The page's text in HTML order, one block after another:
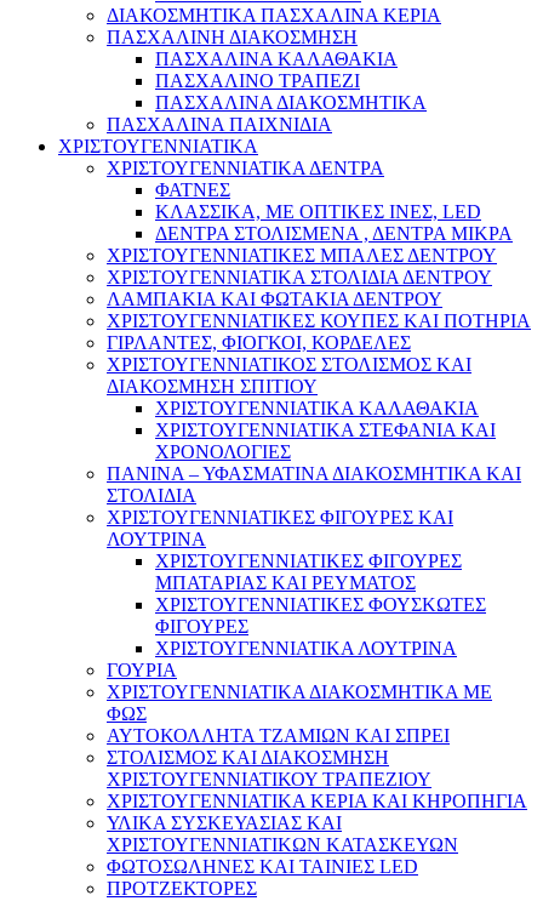
ΔΙΑΚΟΣΜΗΤΙΚΑ ΠΑΣΧΑΛΙΝΑ ΚΕΡΙΑ
ΠΑΣΧΑΛΙΝΗ ΔΙΑΚΟΣΜΗΣΗ
ΠΑΣΧΑΛΙΝΑ ΚΑΛΑΘΑΚΙΑ
ΠΑΣΧΑΛΙΝΟ ΤΡΑΠΕΖΙ
ΠΑΣΧΑΛΙΝΑ ΔΙΑΚΟΣΜΗΤΙΚΑ
ΠΑΣΧΑΛΙΝΑ ΠΑΙΧΝΙΔΙΑ
ΧΡΙΣΤΟΥΓΕΝΝΙΑΤΙΚΑ
ΧΡΙΣΤΟΥΓΕΝΝΙΑΤΙΚΑ ΔΕΝΤΡΑ
ΦΑΤΝΕΣ
ΚΛΑΣΣΙΚΑ, ΜΕ ΟΠΤΙΚΕΣ ΙΝΕΣ, LED
ΔΕΝΤΡΑ ΣΤΟΛΙΣΜΕΝΑ , ΔΕΝΤΡΑ ΜΙΚΡΑ
ΧΡΙΣΤΟΥΓΕΝΝΙΑΤΙΚΕΣ ΜΠΑΛΕΣ ΔΕΝΤΡΟΥ
ΧΡΙΣΤΟΥΓΕΝΝΙΑΤΙΚΑ ΣΤΟΛΙΔΙΑ ΔΕΝΤΡΟΥ
ΛΑΜΠΑΚΙΑ ΚΑΙ ΦΩΤΑΚΙΑ ΔΕΝΤΡΟΥ
ΧΡΙΣΤΟΥΓΕΝΝΙΑΤΙΚΕΣ ΚΟΥΠΕΣ ΚΑΙ ΠΟΤΗΡΙΑ
ΓΙΡΛΑΝΤΕΣ, ΦΙΟΓΚΟΙ, ΚΟΡΔΕΛΕΣ
ΧΡΙΣΤΟΥΓΕΝΝΙΑΤΙΚΟΣ ΣΤΟΛΙΣΜΟΣ ΚΑΙ
ΔΙΑΚΟΣΜΗΣΗ ΣΠΙΤΙΟΥ
ΧΡΙΣΤΟΥΓΕΝΝΙΑΤΙΚΑ ΚΑΛΑΘΑΚΙΑ
ΧΡΙΣΤΟΥΓΕΝΝΙΑΤΙΚΑ ΣΤΕΦΑΝΙΑ ΚΑΙ
ΧΡΟΝΟΛΟΓΙΕΣ
ΠΑΝΙΝΑ – ΥΦΑΣΜΑΤΙΝΑ ΔΙΑΚΟΣΜΗΤΙΚΑ ΚΑΙ
ΣΤΟΛΙΔΙΑ
ΧΡΙΣΤΟΥΓΕΝΝΙΑΤΙΚΕΣ ΦΙΓΟΥΡΕΣ ΚΑΙ
ΛΟΥΤΡΙΝΑ
ΧΡΙΣΤΟΥΓΕΝΝΙΑΤΙΚΕΣ ΦΙΓΟΥΡΕΣ
ΜΠΑΤΑΡΙΑΣ ΚΑΙ ΡΕΥΜΑΤΟΣ
ΧΡΙΣΤΟΥΓΕΝΝΙΑΤΙΚΕΣ ΦΟΥΣΚΩΤΕΣ
ΦΙΓΟΥΡΕΣ
ΧΡΙΣΤΟΥΓΕΝΝΙΑΤΙΚΑ ΛΟΥΤΡΙΝΑ
ΓΟΥΡΙΑ
ΧΡΙΣΤΟΥΓΕΝΝΙΑΤΙΚΑ ΔΙΑΚΟΣΜΗΤΙΚΑ ΜΕ
ΦΩΣ
ΑΥΤΟΚΟΛΛΗΤΑ ΤΖΑΜΙΩΝ ΚΑΙ ΣΠΡΕΙ
ΣΤΟΛΙΣΜΟΣ ΚΑΙ ΔΙΑΚΟΣΜΗΣΗ
ΧΡΙΣΤΟΥΓΕΝΝΙΑΤΙΚΟΥ ΤΡΑΠΕΖΙΟΥ
ΧΡΙΣΤΟΥΓΕΝΝΙΑΤΙΚΑ ΚΕΡΙΑ ΚΑΙ ΚΗΡΟΠΗΓΙΑ
ΥΛΙΚΑ ΣΥΣΚΕΥΑΣΙΑΣ ΚΑΙ
ΧΡΙΣΤΟΥΓΕΝΝΙΑΤΙΚΩΝ ΚΑΤΑΣΚΕΥΩΝ
ΦΩΤΟΣΩΛΗΝΕΣ ΚΑΙ ΤΑΙΝΙΕΣ LED
ΠΡΟΤΖΕΚΤΟΡΕΣ